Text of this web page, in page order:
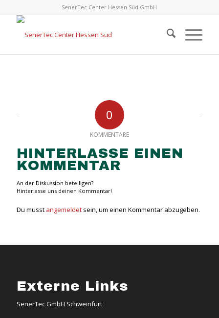
SenerTec Center Hessen Süd GmbH
0
KOMMENTARE
HINTERLASSE EINEN
KOMMENTAR
An der Diskussion beteiligen?
Hinterlasse uns deinen Kommentar!
Du musst angemeldetsein, um einen Kommentar abzugeben.
Externe Links
SenerTec GmbH Schweinfurt